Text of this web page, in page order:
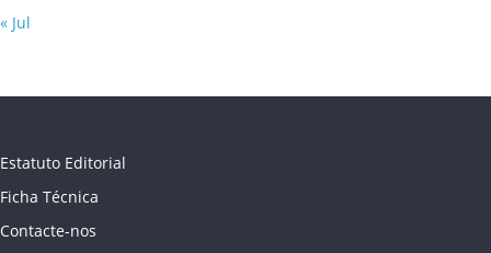
« Jul
Estatuto Editorial
Ficha Técnica
Contacte-nos